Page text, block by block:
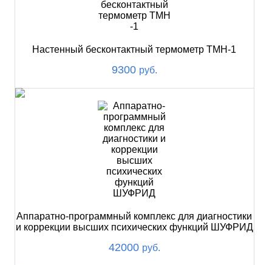
Настенный бесконтактный термометр ТМН-1
9300 руб.
Аппаратно-программный комплекс для диагностики
и коррекции высших психических функций ШУФРИД
42000 руб.